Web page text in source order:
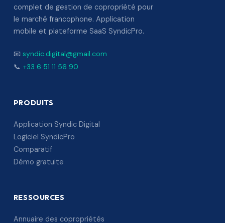
complet de gestion de copropriété pour
le marché francophone. Application
mobile et plateforme SaaS SyndicPro.
📧 syndic.digital@gmail.com
📞 +33 6 51 11 56 90
PRODUITS
Application Syndic Digital
Logiciel SyndicPro
Comparatif
Démo gratuite
RESSOURCES
Annuaire des copropriétés